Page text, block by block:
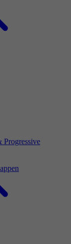
Progressive